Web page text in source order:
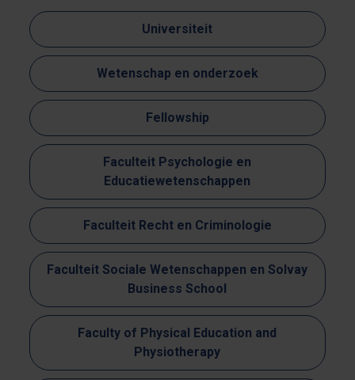
Universiteit
Wetenschap en onderzoek
Fellowship
Faculteit Psychologie en
Educatiewetenschappen
Faculteit Recht en Criminologie
Faculteit Sociale Wetenschappen en Solvay
Business School
Faculty of Physical Education and
Physiotherapy